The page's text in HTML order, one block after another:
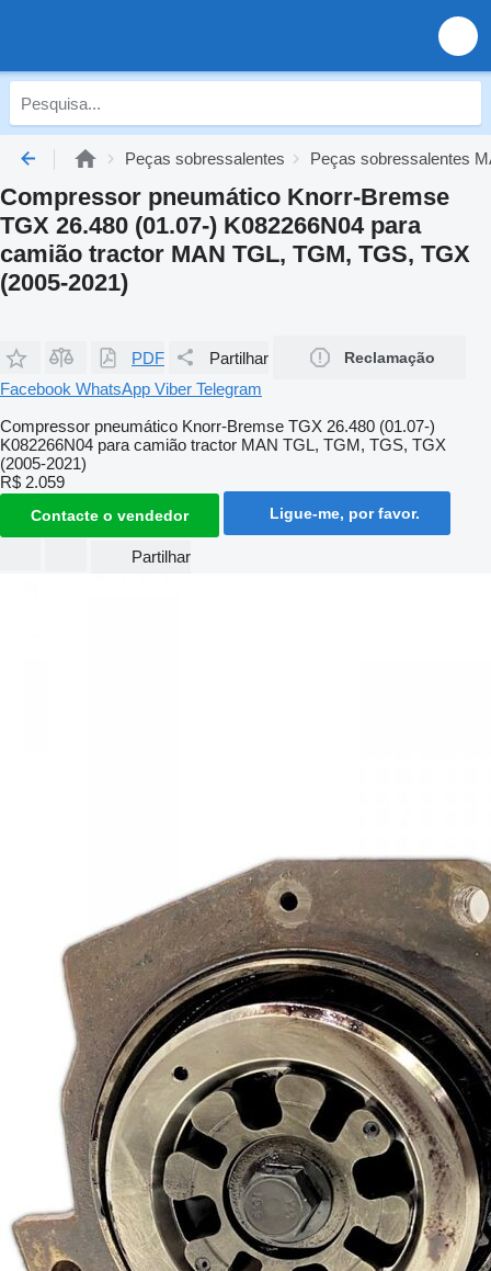
Peças sobressalentes Peças sobressalentes
Compressor pneumático Knorr-Bremse
TGX 26.480 (01.07-) K082266N04 para
camião tractor MAN TGL, TGM, TGS, TGX
(2005-2021)
PDF Partilhar Reclamação
Facebook WhatsApp Viber Telegram
Compressor pneumático Knorr-Bremse TGX 26.480 (01.07-)
K082266N04 para camião tractor MAN TGL, TGM, TGS, TGX
(2005-2021)
R$ 2.059
Contacte o vendedor Ligue-me, por favor.
Partilhar